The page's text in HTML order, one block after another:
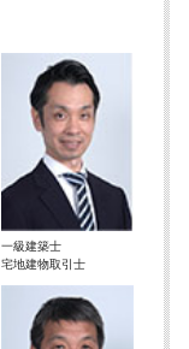
一級建築士
宅地建物取引士